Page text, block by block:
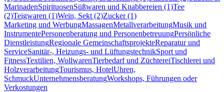
MarinadenSpirituosenSüßwaren und Knabbereien (1)Tee
(2)Teigwaren (1)Wein, Sekt (2)Zucker (1)
Marketing und WerbungMassagenMetallverarbeitungMusik und
InstrumentePersonenberatung und PersonenbetreuungPersönliche
DienstleistungRegionale GemeinschaftsprojekteReparatur und
ServiceSanitär-, Heizungs- und LüftungstechnikSport und
FitnessTextilien, WollwarenTierbedarf und ZüchtereiTischlerei und
HolzverarbeitungTourismus, HotelUhren,
SchmuckUnternehmensberatungWorkshops, Führungen oder
Verkostungen